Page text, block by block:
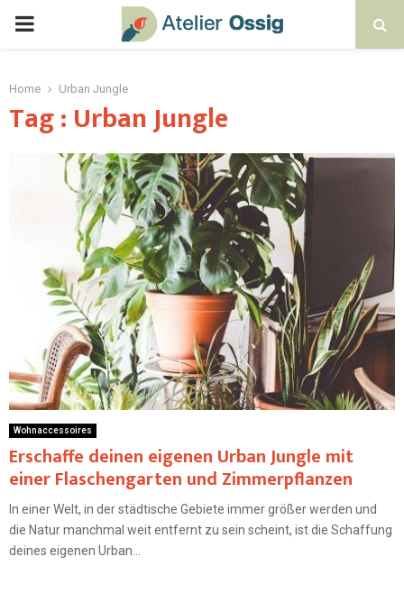
Home Urban Jungle
Tag : Urban Jungle
Wohnaccessoires
Erschaffe deinen eigenen Urban Jungle mit
einer Flaschengarten und Zimmerpflanzen
In einer Welt, in der städtische Gebiete immer größer werden und
die Natur manchmal weit entfernt zu sein scheint, ist die Schaffung
deines eigenen Urban...